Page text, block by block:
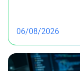
06/08/2026